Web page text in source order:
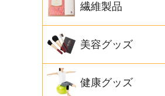
繊維製品
美容グッズ
健康グッズ